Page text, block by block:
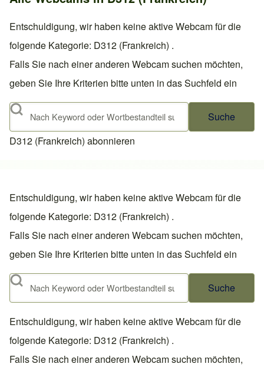
Entschuldigung, wir haben keine aktive Webcam für die
folgende Kategorie: D312 (Frankreich) .
Falls Sie nach einer anderen Webcam suchen möchten,
geben Sie Ihre Kriterien bitte unten in das Suchfeld ein
Suche
D312 (Frankreich) abonnieren
Entschuldigung, wir haben keine aktive Webcam für die
folgende Kategorie: D312 (Frankreich) .
Falls Sie nach einer anderen Webcam suchen möchten,
geben Sie Ihre Kriterien bitte unten in das Suchfeld ein
Suche
Entschuldigung, wir haben keine aktive Webcam für die
folgende Kategorie: D312 (Frankreich) .
Falls Sie nach einer anderen Webcam suchen möchten,